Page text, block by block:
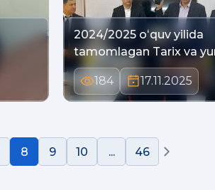
2024/2025 oʻquv yilida
tamomlagan Tarix va
184 17.11.2025
8 9 10 ... 46